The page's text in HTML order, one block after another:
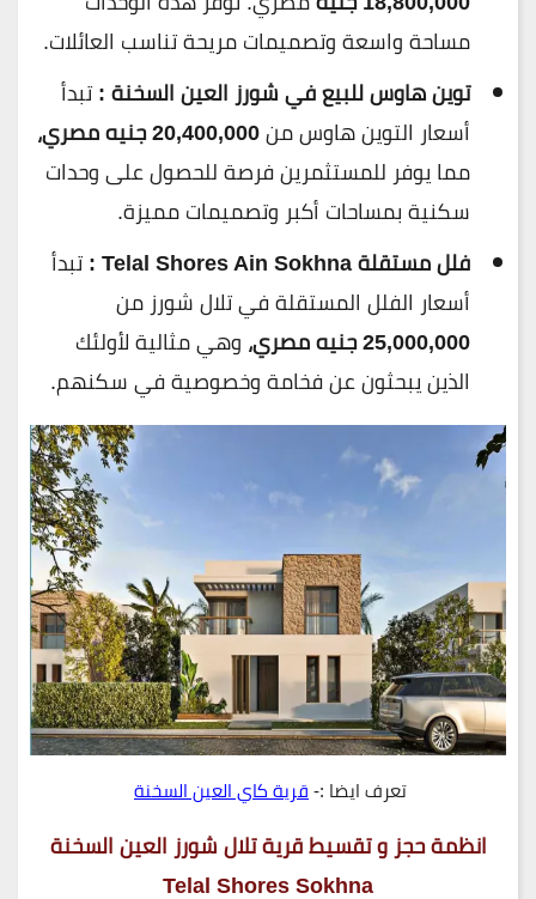
مساحة واسعة وتصميمات مريحة تناسب العائلات.
توين هاوس للبيع في شورز العين السخنة :تبدأ
أسعار التوين هاوس من20,400,000 جنيه مصري،
مما يوفر للمستثمرين فرصة للحصول على وحدات
سكنية بمساحات أكبر وتصميمات مميزة.
فلل مستقلة Telal Shores Ain Sokhna
:تبدأ
أسعار الفلل المستقلة في تلال شورز من
25,000,000 جنيه مصري،
وهي مثالية لأولئك
الذين يبحثون عن فخامة وخصوصية في سكنهم.
تعرف ايضا :-قرية كاي العين السخنة
انظمة حجز و تقسيط قرية تلال شورز العين السخنة
Telal Shores Sokhna